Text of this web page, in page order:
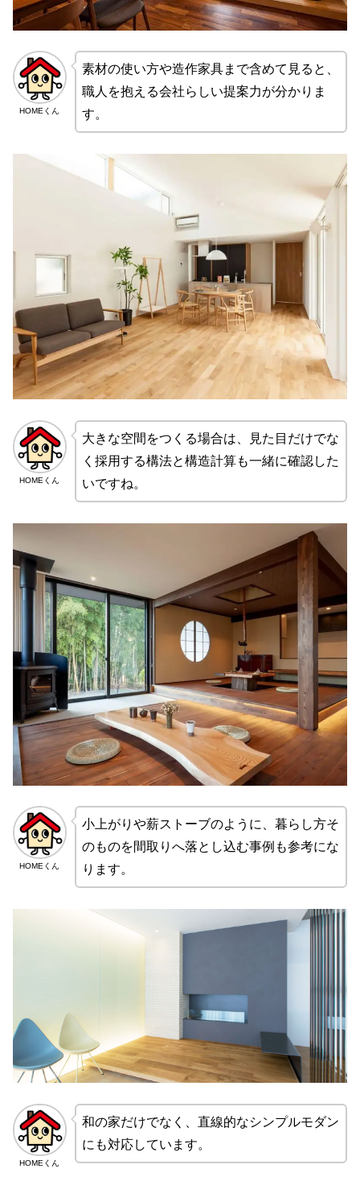
HOMEくん
素材の使い方や造作家具まで含めて見ると、
職人を抱える会社らしい提案力が分かりま
す。
HOMEくん
大きな空間をつくる場合は、見た目だけでな
く採用する構法と構造計算も一緒に確認した
いですね。
HOMEくん
小上がりや薪ストーブのように、暮らし方そ
のものを間取りへ落とし込む事例も参考にな
ります。
HOMEくん
和の家だけでなく、直線的なシンプルモダン
にも対応しています。